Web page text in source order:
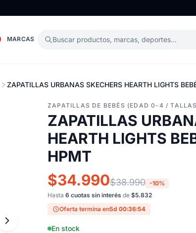
MARCAS Buscar productos, marcas, deportes…
ZAPATILLAS URBANAS SKECHERS HEARTH LIGHTS
ZAPATILLAS DE BEBÉS (EDAD 0-4 /
ZAPATILLAS
HEARTH LIGHTS
HPMT
$34.990$38.990 -10%
Hasta 6 cuotas sin interés de $5.832
Oferta termina en5d 00:36:54
En stock